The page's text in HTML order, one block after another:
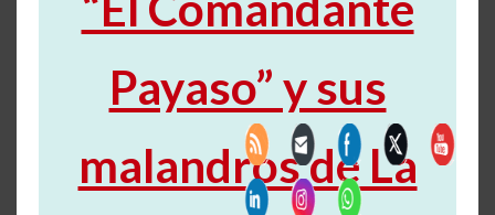
Payaso” y sus
malandros de La